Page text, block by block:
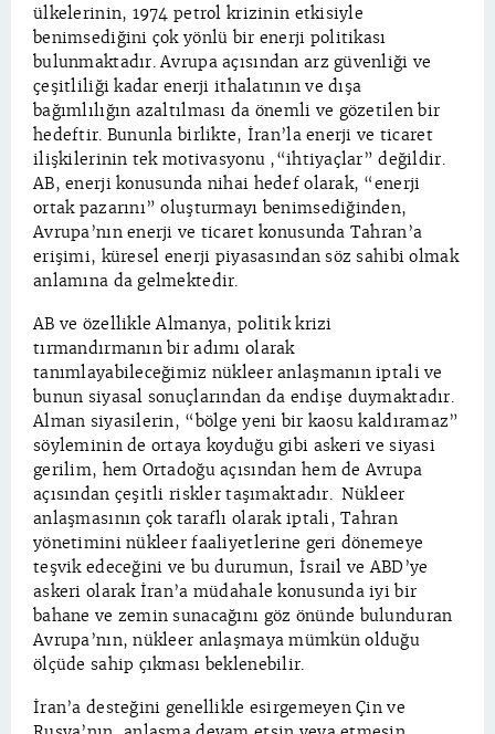
ülkelerinin, 1974 petrol krizinin etkisiyle
benimsediğini çok yönlü bir enerji politikası
bulunmaktadır. Avrupa açısından arz güvenliği ve
çeşitliliği kadar enerji ithalatının ve dışa
bağımlılığın azaltılması da önemli ve gözetilen bir
hedeftir. Bununla birlikte, İran’la enerji ve ticaret
ilişkilerinin tek motivasyonu ,“ihtiyaçlar” değildir.
AB, enerji konusunda nihai hedef olarak, “enerji
ortak pazarını” oluşturmayı benimsediğinden,
Avrupa’nın enerji ve ticaret konusunda Tahran’a
erişimi, küresel enerji piyasasından söz sahibi olmak
anlamına da gelmektedir.
AB ve özellikle Almanya, politik krizi
tırmandırmanın bir adımı olarak
tanımlayabileceğimiz nükleer anlaşmanın iptali ve
bunun siyasal sonuçlarından da endişe duymaktadır.
Alman siyasilerin, “bölge yeni bir kaosu kaldıramaz”
söyleminin de ortaya koyduğu gibi askeri ve siyasi
gerilim, hem Ortadoğu açısından hem de Avrupa
açısından çeşitli riskler taşımaktadır. Nükleer
anlaşmasının çok taraflı olarak iptali, Tahran
yönetimini nükleer faaliyetlerine geri dönemeye
teşvik edeceğini ve bu durumun, İsrail ve ABD’ye
askeri olarak İran’a müdahale konusunda iyi bir
bahane ve zemin sunacağını göz önünde bulunduran
Avrupa’nın, nükleer anlaşmaya mümkün olduğu
ölçüde sahip çıkması beklenebilir.
İran’a desteğini genellikle esirgemeyen Çin ve